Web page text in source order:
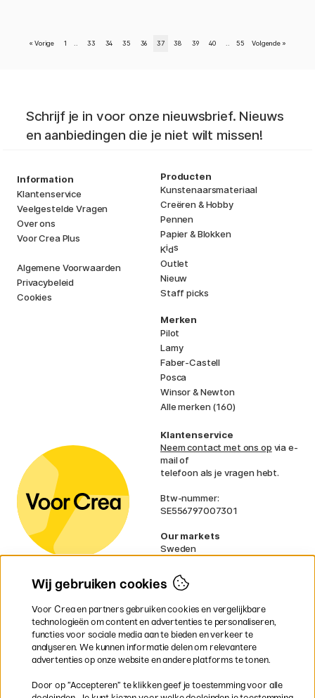
« Vorige 1 33 34 35 36 37 38 39 40 55 Volgende »
Schrijf je in voor onze nieuwsbrief. Nieuws
en aanbiedingen die je niet wilt missen!
Information
Klantenservice
Veelgestelde Vragen
Over ons
Voor Crea Plus
Algemene Voorwaarden
Privacybeleid
Cookies
Producten
Kunstenaarsmateriaal
Creëren & Hobby
Pennen
Papier & Blokken
Kids
Outlet
Nieuw
Staff picks
Merken
Pilot
Lamy
Faber-Castell
Posca
Winsor & Newton
Alle merken (160)
Klantenservice
Neem contact met ons op via e-
mail of
telefoon als je vragen hebt.
Btw-nummer:
SE556797007301
Our markets
Sweden
Denmark
Finland
Ireland
Germany
UK
EU
gelden voor volumineuze producten.
Wij gebruiken cookies
Voor Crea en partners gebruiken cookies en vergelijkbare
technologieën om content en advertenties te personaliseren,
functies voor sociale media aan te bieden en verkeer te
analyseren. We kunnen informatie delen om relevantere
advertenties op onze website en andere platforms te tonen.
Door op ”Accepteren” te klikken geef je toestemming voor alle